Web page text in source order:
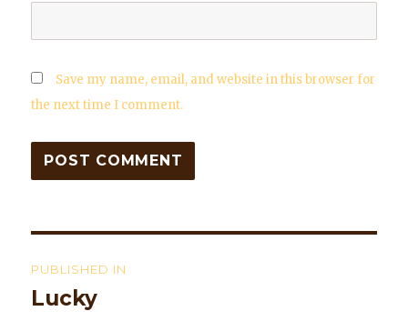
Save my name, email, and website in this browser for
the next time I comment.
navigation
PUBLISHED IN
Lucky